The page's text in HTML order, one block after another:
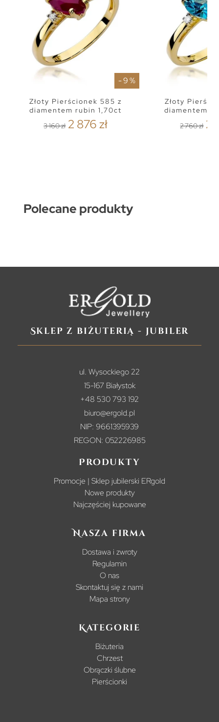
- 9 %
Złoty Pierścionek 585 z
diamentem rubin 1,70ct
3 160 zł 2 876 zł
Złoty
diamentem
2 760 zł 2
Polecane produkty
Sklep z biżuterią - jubiler
ul. Wysockiego 22
15-167 Białystok
+48 530 793 192
biuro@ergold.pl
NIP: 9661395939
REGON: 052226985
Produkty
Promocje | Sklep jubilerski ERgold
Nowe produkty
Najczęściej kupowane
Nasza firma
Dostawa i zwroty
Regulamin
O nas
Skontaktuj się z nami
Mapa strony
Kategorie
Biżuteria
Chrzest
Obrączki ślubne
Pierścionki